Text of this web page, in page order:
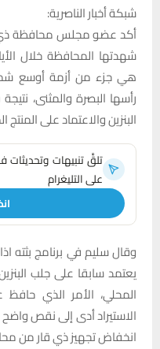
شبكة أخبار الناصرية:
أكد عضو مجلس محافظة ذي
شهدتها المحافظة خلال
هي جزء من أزمة أوسع
رأسها البصرة والمثنى،
البنزين والاعتماد على
تلقَّ تنبيهات وتحديثات
على التليغرام
وقال سليم في برنامج بثته
يعتمد سابقا على جلب
المحلي، الأمر الذي حافظ
الاستيراد أدى إلى نقص
انخفاض تجهيز ذي قار من